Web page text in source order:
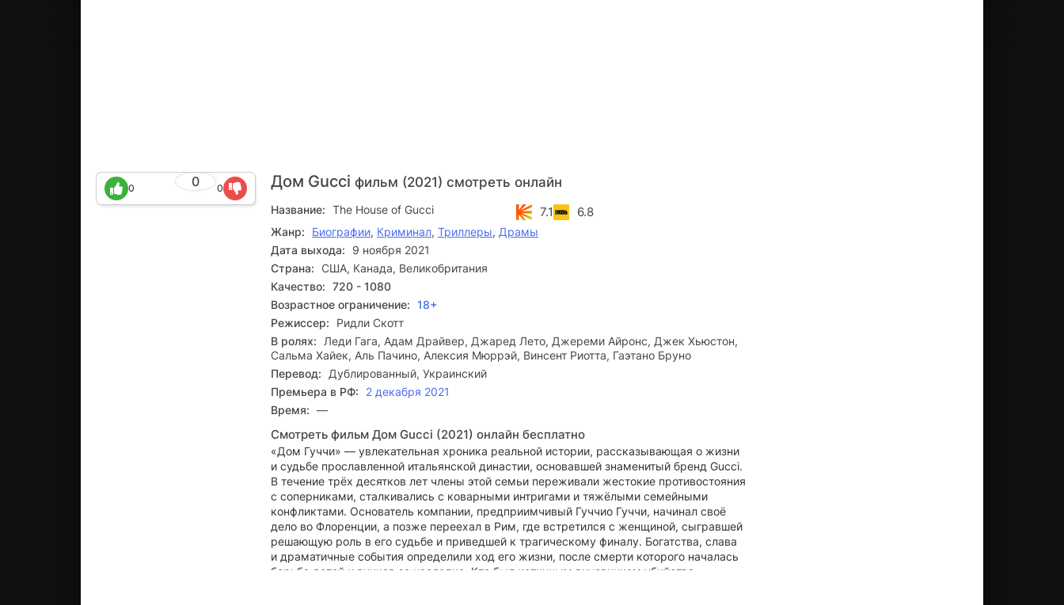
Дом Gucci фильм (2021) смотреть онлайн
0
0 0
Название: The House of Gucci 7.1 6.8
Жанр: Биографии, Криминал, Триллеры, Драмы
Дата выхода:
9 ноября 2021
Страна: США, Канада, Великобритания
Качество: 720 - 1080
Возрастное ограничение: 18+
Режиссер:
Ридли Скотт
В ролях:
Леди Гага, Адам Драйвер, Джаред Лето, Джереми Айронс, Джек Хьюстон,
Сальма Хайек, Аль Пачино, Алексия Мюррэй, Винсент Риотта, Гаэтано Бруно
Перевод:
Дублированный, Украинский
Премьера в РФ:
2 декабря 2021
Время: —
Смотреть фильм Дом Gucci (2021) онлайн бесплатно
«Дом Гуччи» — увлекательная хроника реальной истории, рассказывающая о жизни
и судьбе прославленной итальянской династии, основавшей знаменитый бренд Gucci.
В течение трёх десятков лет члены этой семьи переживали жестокие противостояния
с соперниками, сталкивались с коварными интригами и тяжёлыми семейными
конфликтами. Основатель компании, предприимчивый Гуччио Гуччи, начинал своё
дело во Флоренции, а позже переехал в Рим, где встретился с женщиной, сыгравшей
решающую роль в его судьбе и приведшей к трагическому финалу. Богатства, слава
и драматичные события определили ход его жизни, после смерти которого началась
борьба детей и внуков за наследие. Кто был истинным виновником убийства